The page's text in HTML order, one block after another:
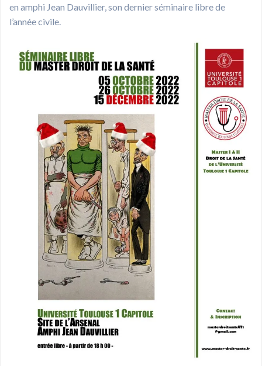
en amphi Jean Dauvillier, son dernier séminaire libre de
l’année civile.